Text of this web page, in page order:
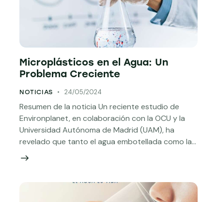
Microplásticos en el Agua: Un
Problema Creciente
NOTICIAS 24/05/2024
Resumen de la noticia Un reciente estudio de
Environplanet, en colaboración con la OCU y la
Universidad Autónoma de Madrid (UAM), ha
revelado que tanto el agua embotellada como la…